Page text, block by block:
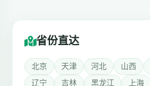
省份直达
北京 天津 河北 山西
辽宁
吉林 黑龙江 上海